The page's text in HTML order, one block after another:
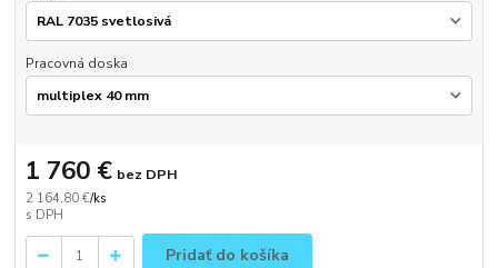
Pracovná doska
2 164,80 €/ks
1 760 € bez DPH
Pridať do košíka